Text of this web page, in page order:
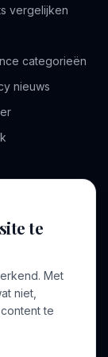
vergelijken
categorieën
nieuws
te
Met
niet,
te